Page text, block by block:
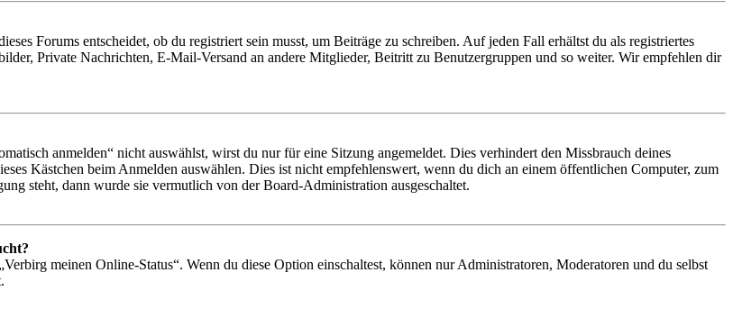
Forums entscheidet, ob du registriert sein musst, um Beiträge zu schreiben. Auf jeden Fall erhältst du als registriertes
Private Nachrichten, E-Mail-Versand an andere Mitglieder, Beitritt zu Benutzergruppen und so weiter. Wir empfehlen dir
anmelden“ nicht auswählst, wirst du nur für eine Sitzung angemeldet. Dies verhindert den Missbrauch deines
Kästchen beim Anmelden auswählen. Dies ist nicht empfehlenswert, wenn du dich an einem öffentlichen Computer, zum
steht, dann wurde sie vermutlich von der Board-Administration ausgeschaltet.
meinen Online-Status“. Wenn du diese Option einschaltest, können nur Administratoren, Moderatoren und du selbst